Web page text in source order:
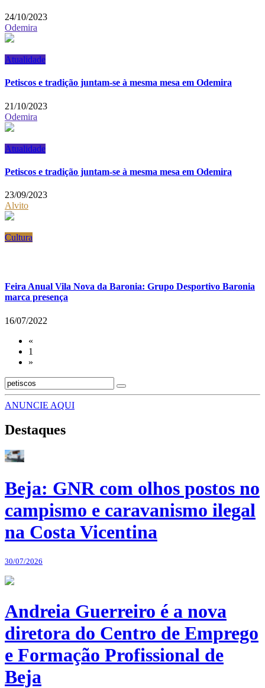
24/10/2023
Odemira
Atualidade
Petiscos e tradição juntam-se à mesma mesa em Odemira
21/10/2023
Odemira
Atualidade
Petiscos e tradição juntam-se à mesma mesa em Odemira
23/09/2023
Alvito
Cultura
Feira Anual Vila Nova da Baronia: Grupo Desportivo Baronia
marca presença
16/07/2022
«
1
»
ANUNCIE AQUI
Destaques
Beja: GNR com olhos postos no
campismo e caravanismo ilegal
na Costa Vicentina
30/07/2026
Andreia Guerreiro é a nova
diretora do Centro de Emprego
e Formação Profissional de
Beja